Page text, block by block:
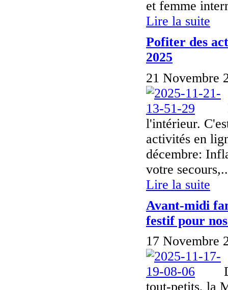
et femme
Lire la suite
Pofiter des
2025
21 Novembre
l'intérieur.
activités en
décembre:
votre
Lire la suite
Avant-midi
festif pour
17 Novembre
tout-petits, la